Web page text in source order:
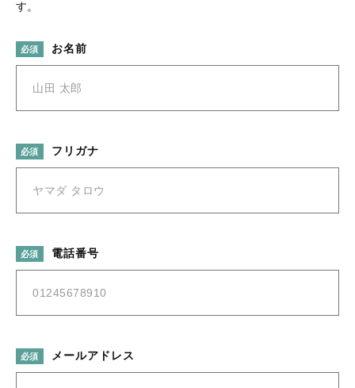
す。
必須 お名前
必須 フリガナ
必須 電話番号
必須 メールアドレス
パンジー特集
セール
お知らせ
お問い合わせ
子カテゴリ